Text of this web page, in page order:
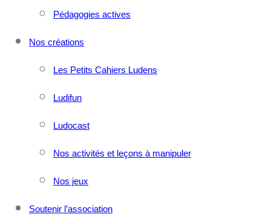
Pédagogies actives
Nos créations
Les Petits Cahiers Ludens
Ludifun
Ludocast
Nos activités et leçons à manipuler
Nos jeux
Soutenir l’association